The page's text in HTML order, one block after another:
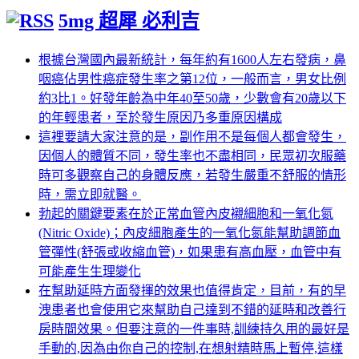
5mg 超犀 必利吉
根據台灣國內最新統計，每年約有1600人左右發病，鼻
咽癌佔男性癌症發生率之第12位，一般而言，男女比例
約3比1。好發年齡為中年40至50歲，少數會有20歲以下
的年輕患者，至於發生原因乃多重原因構成
這裡要請大家注意的是，副作用不是每個人都會發生，
因個人的體質不同，發生率也不盡相同，民眾初次服藥
時可多觀察自己的身體反應，若發生嚴重不舒服的情形
時，需立即就醫。
勃起的關鍵要素在於正常血管內皮襯細胞和一氧化氮
(Nitric Oxide)；內皮細胞產生的一氧化氮能幫助調節血
管彈性(舒張或收縮血管)，如果患有高血壓，血管中有
可能產生生理變化
在幫助延時方面發揮的效果也值得肯定，目前，有的早
洩患者也會使用它來幫助自己達到不錯的延時和改善行
房時間效果。但要注意的一件事時,訓練持久用的最好是
手動的,因為由你自己的控制,在想射精時馬上暫停,這樣